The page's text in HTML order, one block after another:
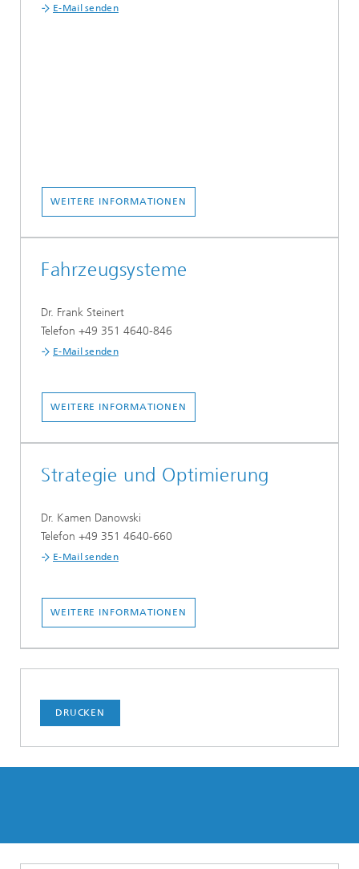
E-Mail senden
WEITERE INFORMATIONEN
Fahrzeugsysteme
Dr. Frank Steinert
Telefon +49 351 4640-846
E-Mail senden
WEITERE INFORMATIONEN
Strategie und Optimierung
Dr. Kamen Danowski
Telefon +49 351 4640-660
E-Mail senden
WEITERE INFORMATIONEN
DRUCKEN